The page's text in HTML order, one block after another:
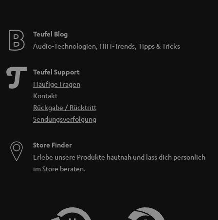
Teufel Blog
Audio-Technologien, HiFi-Trends, Tipps & Tricks
Teufel Support
Häufige Fragen
Kontakt
Rückgabe / Rücktritt
Sendungsverfolgung
Store Finder
Erlebe unsere Produkte hautnah und lass dich persönlich
im Store beraten.